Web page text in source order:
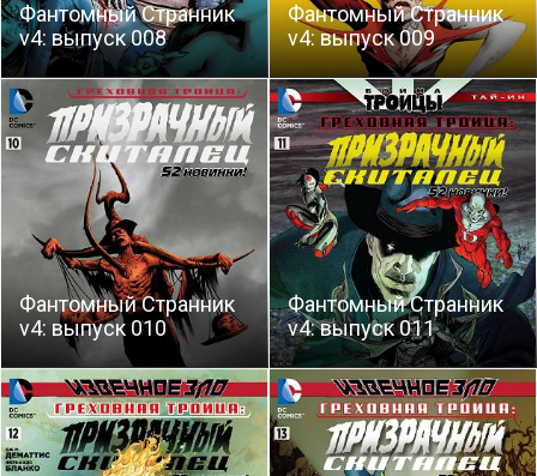
Фантомный Странник
v4: выпуск 008
Фантомный Странник
v4: выпуск 009
Фантомный Странник
v4: выпуск 010
Фантомный Странник
v4: выпуск 011